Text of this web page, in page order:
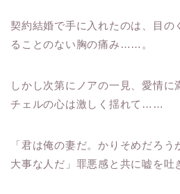
契約結婚で手に入れたのは、目の
ることのない胸の痛み……。
しかし次第にノアの一見、愛情に
チェルの心は激しく揺れて……
「君は俺の妻だ。かりそめだろ
大事な人だ」罪悪感と共に嘘を吐